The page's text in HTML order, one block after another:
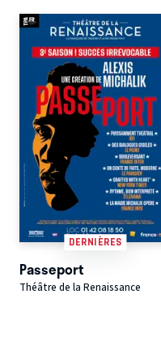
DERNIÈRES
Passeport
Théâtre de la Renaissance